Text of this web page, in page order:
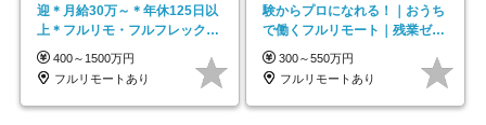
迎＊月給30万～＊年休125日以
上＊フルリモ・フルフレックス
◆10名の採用が決定◆
400～1500万円
フルリモートあり
験からプロになれる！｜おうち
で働くフルリモート｜残業ゼロ
で18時退勤◎
300～550万円
フルリモートあり